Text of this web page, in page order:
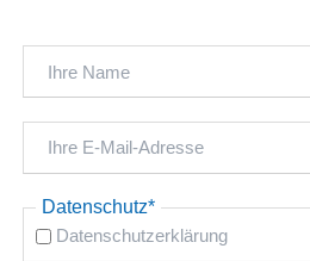
Pflichtfeld
Datenschutz*
Datenschutzerklärung